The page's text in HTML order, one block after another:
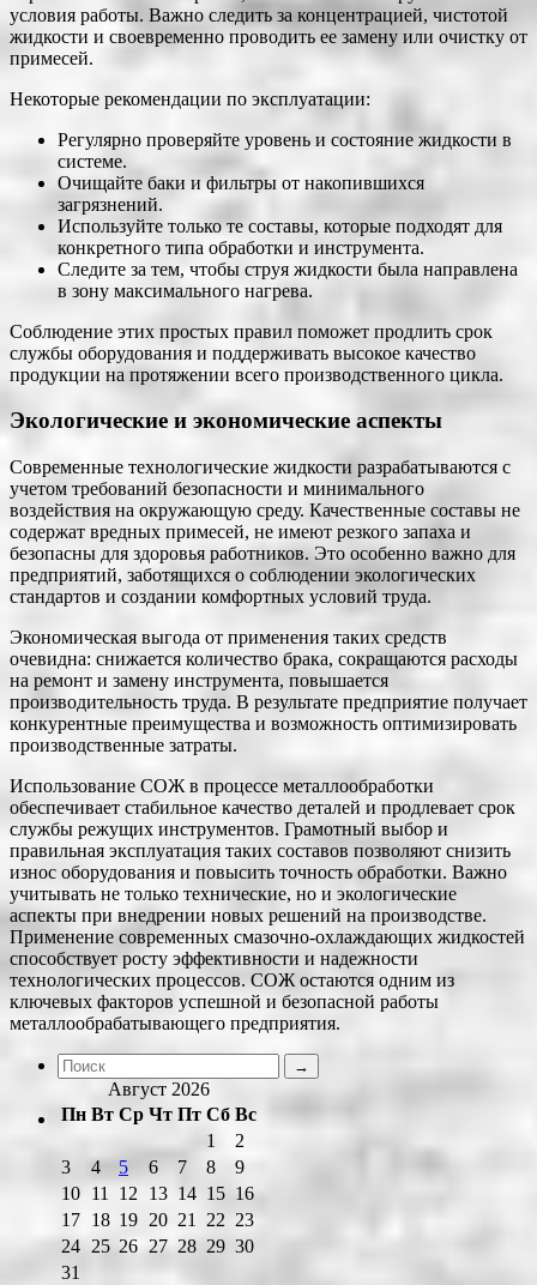
условия работы. Важно следить за концентрацией, чистотой
жидкости и своевременно проводить ее замену или очистку от
примесей.
Некоторые рекомендации по эксплуатации:
Регулярно проверяйте уровень и состояние жидкости в
системе.
Очищайте баки и фильтры от накопившихся
загрязнений.
Используйте только те составы, которые подходят для
конкретного типа обработки и инструмента.
Следите за тем, чтобы струя жидкости была направлена
в зону максимального нагрева.
Соблюдение этих простых правил поможет продлить срок
службы оборудования и поддерживать высокое качество
продукции на протяжении всего производственного цикла.
Экологические и экономические аспекты
Современные технологические жидкости разрабатываются с
учетом требований безопасности и минимального
воздействия на окружающую среду. Качественные составы не
содержат вредных примесей, не имеют резкого запаха и
безопасны для здоровья работников. Это особенно важно для
предприятий, заботящихся о соблюдении экологических
стандартов и создании комфортных условий труда.
Экономическая выгода от применения таких средств
очевидна: снижается количество брака, сокращаются расходы
на ремонт и замену инструмента, повышается
производительность труда. В результате предприятие получает
конкурентные преимущества и возможность оптимизировать
производственные затраты.
Использование СОЖ в процессе металлообработки
обеспечивает стабильное качество деталей и продлевает срок
службы режущих инструментов. Грамотный выбор и
правильная эксплуатация таких составов позволяют снизить
износ оборудования и повысить точность обработки. Важно
учитывать не только технические, но и экологические
аспекты при внедрении новых решений на производстве.
Применение современных смазочно-охлаждающих жидкостей
способствует росту эффективности и надежности
технологических процессов. СОЖ остаются одним из
ключевых факторов успешной и безопасной работы
металлообрабатывающего предприятия.
Август 2026
Пн Вт Ср Чт Пт Сб Вс
1
2
3
4 5 6 7 8
9
10 11 12 13 14 15 16
17 18 19 20 21 22 23
24 25 26 27 28 29 30
31